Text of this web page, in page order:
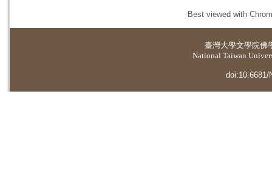
Best viewed with
臺灣大學文學院佛
National Taiwan
doi:10.6681/